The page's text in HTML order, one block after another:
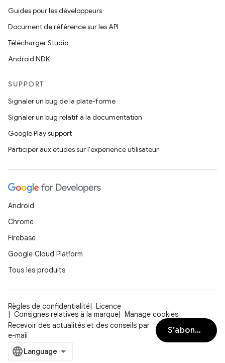
Guides pour les développeurs
Document de référence sur les API
Télécharger Studio
Android NDK
SUPPORT
Signaler un bug de la plate-forme
Signaler un bug relatif à la documentation
Google Play support
Participer aux études sur l'expérience utilisateur
Android
Chrome
Firebase
Google Cloud Platform
Tous les produits
Règles de confidentialité
Licence
Consignes relatives à la marque
Manage cookies
Recevoir des actualités et des conseils par
e-mail
S’abonner